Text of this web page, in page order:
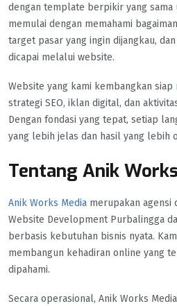
dengan template berpikir yang sama
memulai dengan memahami
target pasar yang ingin dijangkau,
dicapai melalui website.
Website yang kami kembangkan
strategi SEO, iklan digital, dan
Dengan fondasi yang tepat, setiap
yang lebih jelas dan hasil yang lebih
Tentang Anik
Anik Works Media merupakan agensi
Website Development Purbalingga
berbasis kebutuhan bisnis nyata.
membangun kehadiran online yang
dipahami.
Secara operasional, Anik Works